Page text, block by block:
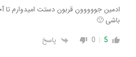
ادمین جووووون قربون دستت امیدوارم
باشی 🙂
5
0 پاسخ